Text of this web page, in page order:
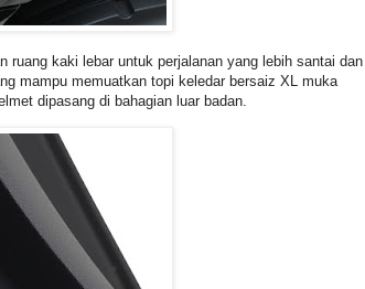
ruang kaki lebar untuk perjalanan yang lebih santai dan
mampu memuatkan topi keledar bersaiz XL muka
dipasang di bahagian luar badan.